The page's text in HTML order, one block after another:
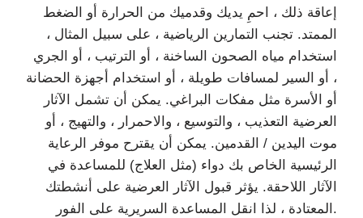
إعاقة ذلك ، احمِ يديك وقدميك من الحرارة أو الضغط
الممتد. تجنب التمارين الرياضية ، على سبيل المثال ،
استخدام مياه الصحون الساخنة ، أو الترتيب ، أو الجري
، أو السير لمسافات طويلة ، أو استخدام أجهزة الحضانة
أو الأسرة مثل مفكات البراغي. يمكن أن تشمل الآثار
العرضية التعذيب ، والتوسيع ، والاحمرار ، والتهيج ، أو
موت اليدين / القدمين. يمكن أن يقترح موفر الرعاية
الرئيسية الخاص بك دواء (مثل العلاج) للمساعدة في
الآثار اللاحقة. يؤثر قبول الآثار العرضية على أنشطتك
المعتادة ، لذا انقل المساعدة السريرية على الفور.